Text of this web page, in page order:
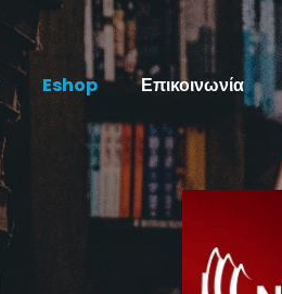
Eshop Επικοινωνία